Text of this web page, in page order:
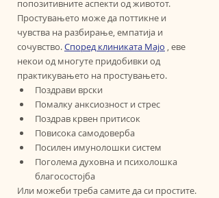
попозитивните аспекти од животот.
Простувањето може да поттикне и
чувства на разбирање, емпатија и
сочувство. Според клиниката Мајо , еве
некои од многуте придобивки од
практикувањето на простувањето.
Поздрави врски
Помалку анксиозност и стрес
Поздрав крвен притисок
Повисока самодоверба
Посилен имунолошки систем
Поголема духовна и психолошка
благосостојба
Или можеби треба самите да си простите.